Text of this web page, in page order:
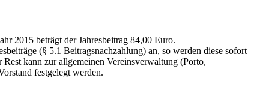
2015 beträgt der Jahresbeitrag 84,00 Euro.
(§ 5.1 Beitragsnachzahlung) an, so werden diese sofort
kann zur allgemeinen Vereinsverwaltung (Porto,
festgelegt werden.